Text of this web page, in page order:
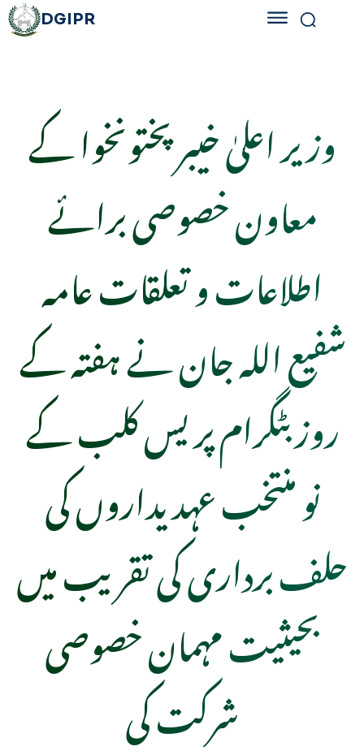
DGIPR
وزیر اعلیٰ خیبر پختونخوا کے
معاون خصوصی برائے
اطلاعات و تعلقات عامہ
شفیع اللہ جان نے ہفتہ کے
روز بٹگرام پریس کلب کے
نو منتخب عہدیداروں کی
حلف برداری کی تقریب میں
بحیثیت مہمان خصوصی
شرکت کی